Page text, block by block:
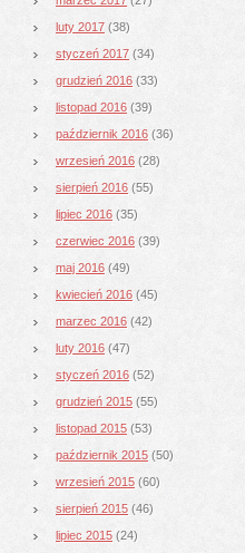
luty 2017 (38)
styczeń 2017 (34)
grudzień 2016 (33)
listopad 2016 (39)
październik 2016 (36)
wrzesień 2016 (28)
sierpień 2016 (55)
lipiec 2016 (35)
czerwiec 2016 (39)
maj 2016 (49)
kwiecień 2016 (45)
marzec 2016 (42)
luty 2016 (47)
styczeń 2016 (52)
grudzień 2015 (55)
listopad 2015 (53)
październik 2015 (50)
wrzesień 2015 (60)
sierpień 2015 (46)
lipiec 2015 (24)